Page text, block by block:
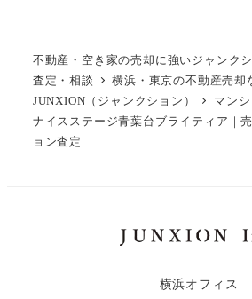
不動産・空き家の売却に強いジャンク
査定・相談
横浜・東京の不動産売却
JUNXION（ジャンクション）
マン
ナイスステージ青葉台ブライティア｜
ョン査定
横浜オフィス